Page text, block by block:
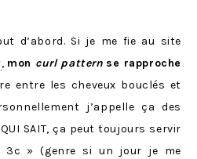
d’abord. Si je me fie au site
, mon curl pattern se rapproche
entre les cheveux bouclés et
j’appelle ça des
SAIT, ça peut toujours servir
3c » (genre si un jour je me